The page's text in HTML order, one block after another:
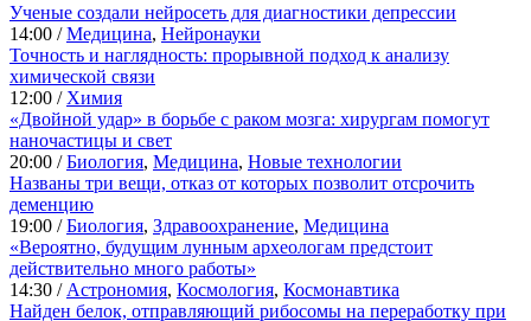
Ученые создали нейросеть для диагностики депрессии
14:00 /Медицина, Нейронауки
Точность и наглядность: прорывной подход к анализу
химической связи
12:00 / Химия
«Двойной удар» в борьбе с раком мозга: хирургам помогут
наночастицы и свет
20:00 /Биология, Медицина, Новые технологии
Названы три вещи, отказ от которых позволит отсрочить
деменцию
19:00 /Биология, Здравоохранение, Медицина
«Вероятно, будущим лунным археологам предстоит
действительно много работы»
14:30 / Астрономия, Космология, Космонавтика
Найден белок, отправляющий рибосомы на переработку при